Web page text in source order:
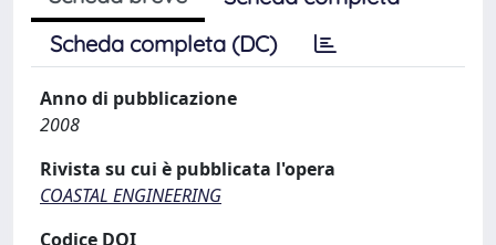
Scheda completa (DC)
Anno di pubblicazione
2008
Rivista su cui è pubblicata l'opera
COASTAL ENGINEERING
Codice DOI